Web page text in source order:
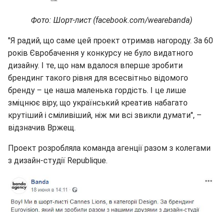
Фото: Шорт-лист (facebook.com/wearebanda)
"Я радий, що саме цей проект отримав нагороду. За 60
років Євробачення у конкурсу не було видатного
дизайну. І те, що нам вдалося вперше зробити
брендинг такого рівня для всесвітньо відомого
бренду – це наша маленька гордість. І це лише
зміцнює віру, що український креатив набагато
крутіший і сміливіший, ніж ми всі звикли думати", –
відзначив Вржещ.
Проект розробляла команда агенції разом з колегами
з дизайн-студії Republique.